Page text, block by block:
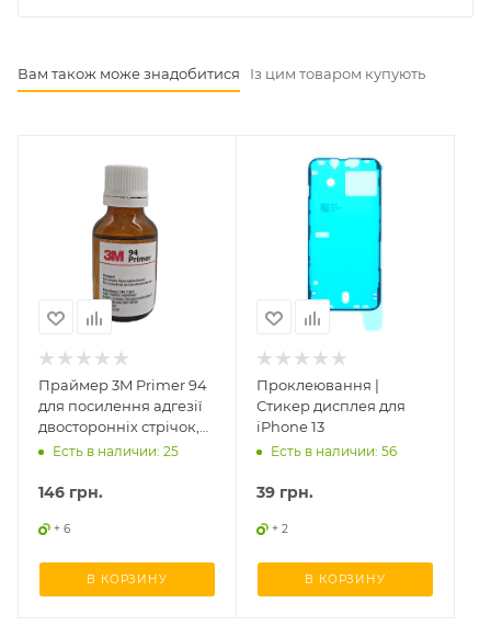
Вам також може знадобитися Із цим товаром купують
Праймер 3M Primer 94
для посилення адгезії
двосторонніх стрічок,
10млЕсть в наличии: 25
146 грн.
+ 6
В КОРЗИНУ
Проклеювання |
Стикер дисплея для
iPhone 13
Есть в наличии: 56
39 грн.
+ 2
В КОРЗИНУ